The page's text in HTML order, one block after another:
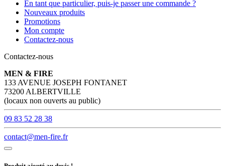
En tant que particulier, puis-je passer une commande ?
Nouveaux produits
Promotions
Mon compte
Contactez-nous
Contactez-nous
MEN & FIRE
133 AVENUE JOSEPH FONTANET
73200 ALBERTVILLE
(locaux non ouverts au public)
09 83 52 28 38
contact@men-fire.fr